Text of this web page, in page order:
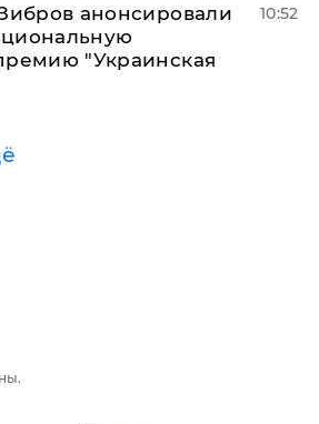
анонсировали
"Украинская
10:52